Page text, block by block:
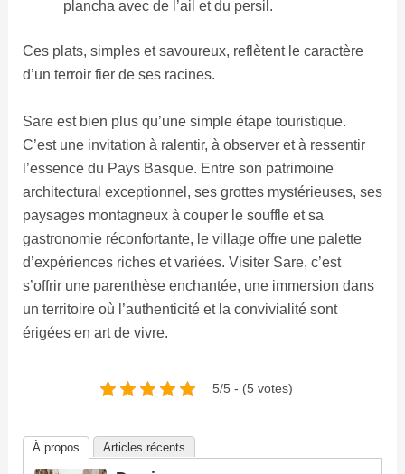
plancha avec de l’ail et du persil.
Ces plats, simples et savoureux, reflètent le caractère
d’un terroir fier de ses racines.
Sare est bien plus qu’une simple étape touristique.
C’est une invitation à ralentir, à observer et à ressentir
l’essence du Pays Basque. Entre son patrimoine
architectural exceptionnel, ses grottes mystérieuses, ses
paysages montagneux à couper le souffle et sa
gastronomie réconfortante, le village offre une palette
d’expériences riches et variées. Visiter Sare, c’est
s’offrir une parenthèse enchantée, une immersion dans
un territoire où l’authenticité et la convivialité sont
érigées en art de vivre.
5/5 - (5 votes)
À propos Articles récents